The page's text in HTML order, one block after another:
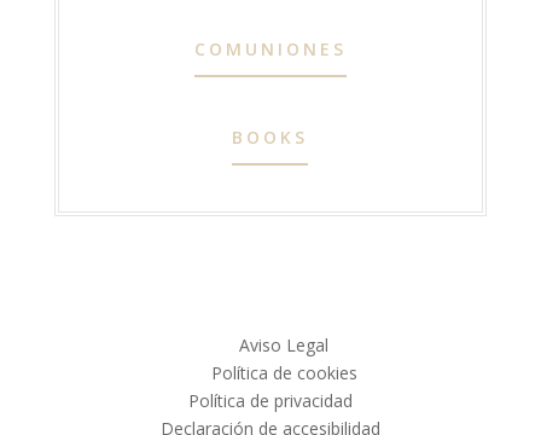
COMUNIONES
BOOKS
Aviso Legal
Política de cookies
Política de privacidad
Declaración de accesibilidad